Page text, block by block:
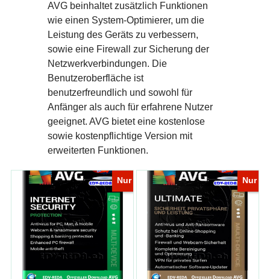
AVG beinhaltet zusätzlich Funktionen
wie einen System-Optimierer, um die
Leistung des Geräts zu verbessern,
sowie eine Firewall zur Sicherung der
Netzwerkverbindungen. Die
Benutzeroberfläche ist
benutzerfreundlich und sowohl für
Anfänger als auch für erfahrene Nutzer
geeignet. AVG bietet eine kostenlose
sowie kostenpflichtige Version mit
erweiterten Funktionen.
Nur Nur